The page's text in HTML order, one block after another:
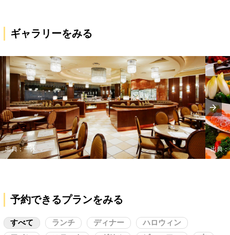
ギャラリーをみる
出典：一休 出典
予約できるプランをみる
すべて ランチ ディナー
ハロウィン